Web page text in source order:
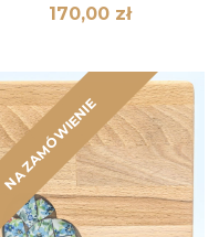
170,00 zł
NA ZAMÓWIENIE